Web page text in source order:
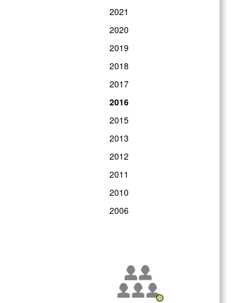
2021
2020
2019
2018
2017
2016
2015
2013
2012
2011
2010
2006